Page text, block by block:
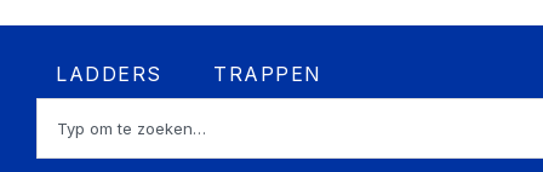
LADDERS Open LADDERS
TRAPPEN